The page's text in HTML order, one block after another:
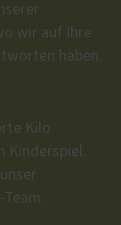
wir auf Ihre
haben.
Kilo
Kinderspiel.